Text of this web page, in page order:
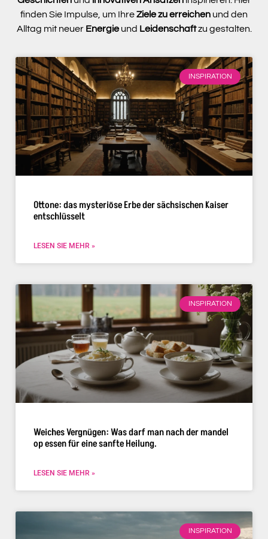
finden Sie Impulse, um IhreZiele zu erreichen und den
Alltag mit neuer Energieund Leidenschaftzu gestalten.
INSPIRATION
Ottone: das mysteriöse Erbe der sächsischen Kaiser
entschlüsselt
LESEN SIE MEHR »
INSPIRATION
Weiches Vergnügen: Was darf man nach der mandel
op essen für eine sanfte Heilung.
LESEN SIE MEHR »
INSPIRATION